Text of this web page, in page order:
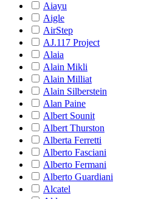
Aiayu
Aigle
AirStep
AJ.117 Project
Alaia
Alain Mikli
Alain Milliat
Alain Silberstein
Alan Paine
Albert Sounit
Albert Thurston
Alberta Ferretti
Alberto Fasciani
Alberto Fermani
Alberto Guardiani
Alcatel